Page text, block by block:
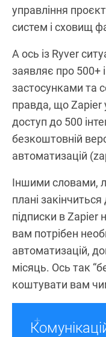
управління
систем і сховищ
А ось із Ryver
заявляє про 500+
застосунками та
правда, що Zapier
доступ до 500
безкоштовній
автоматизацій
Іншими словами,
плані
підписки в Zapier
вам потрібен
автоматизацій,
місяць. Ось так
коштувати вам